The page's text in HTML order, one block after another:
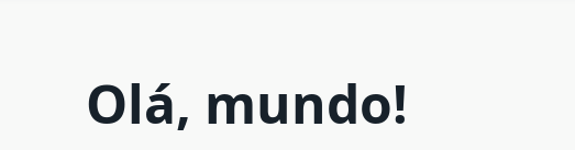
Olá, mundo!